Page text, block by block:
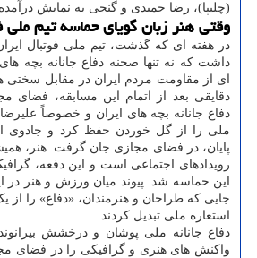
(چلیپا)، رضا حمیدی و گنجی به نمایش
وقتی هنر زبان گویای حماسه تیم
در هفته ای که گذشت، تیم ملی فوتبال
داشت که نه تنها صحنه دفاع جانانه بچه های
ای از مقاومت مردم ایران در مقابل سختی
دقایقی بعد از اتمام این مسابقه، فضای
دفاع جانانه بچه های ایران و خصوصاً علیرضا
ملی را از گل خوردن حفظ کرد و جادوی
پایان، در فضای مجازی جان گرفت. هنر،
رویدادهای اجتماعی است و این دفعه،
این حماسه شد. پیوند میان ورزش و هنر
جایی که طراحان و هنرمندان، «دفاع» را از
استعاره ملی تبدیل کردند.
دفاع جانانه ملی پوشان و درخشش
واکنش های هنری و گرافیکی را در فضای